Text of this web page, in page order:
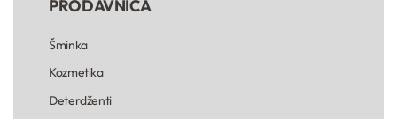
PRODAVNICA
Šminka
Kozmetika
Deterdženti